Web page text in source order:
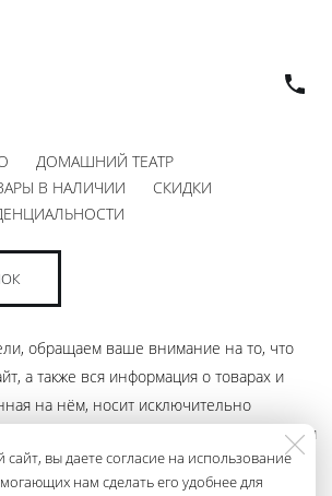
вы даете согласие на использование
нам сделать его удобнее для
ДОМАШНИЙ ТЕАТР
В НАЛИЧИИ
СКИДКИ
обращаем ваше внимание на то, что
а также вся информация о товарах и
на нём, носит исключительно
и ни при каких условиях не является
положениями Статьи 437
Российской Федерации. Для получения